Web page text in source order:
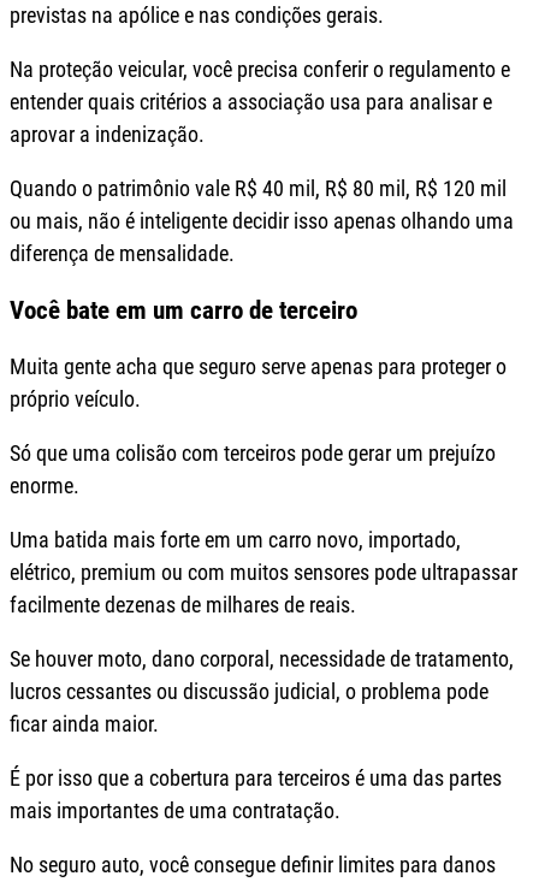
previstas na apólice e nas condições gerais.
Na proteção veicular, você precisa conferir o regulamento e
entender quais critérios a associação usa para analisar e
aprovar a indenização.
Quando o patrimônio vale R$ 40 mil, R$ 80 mil, R$ 120 mil
ou mais, não é inteligente decidir isso apenas olhando uma
diferença de mensalidade.
Você bate em um carro de terceiro
Muita gente acha que seguro serve apenas para proteger o
próprio veículo.
Só que uma colisão com terceiros pode gerar um prejuízo
enorme.
Uma batida mais forte em um carro novo, importado,
elétrico, premium ou com muitos sensores pode ultrapassar
facilmente dezenas de milhares de reais.
Se houver moto, dano corporal, necessidade de tratamento,
lucros cessantes ou discussão judicial, o problema pode
ficar ainda maior.
É por isso que a cobertura para terceiros é uma das partes
mais importantes de uma contratação.
No seguro auto, você consegue definir limites para danos